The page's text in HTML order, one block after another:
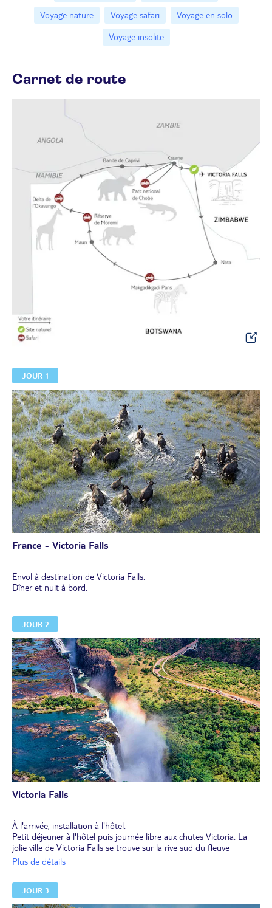
Voyage nature
Voyage safari
Voyage en solo
Voyage insolite
Carnet de route
JOUR 1
France - Victoria Falls
Envol à destination de Victoria Falls.
Dîner et nuit à bord.
JOUR 2
Victoria Falls
À l'arrivée, installation à l'hôtel.
Petit déjeuner à l'hôtel puis journée libre aux chutes Victoria. La
jolie ville de Victoria Falls se trouve sur la rive sud du fleuve
Zambèze, sur le côté est des chutes Victoria. Touristique, elle est
option) : rafting, saut à l’élastique ou croisières au coucher du
soleil.
Déjeuner et dîner libres.
Plus de détails
JOUR 3